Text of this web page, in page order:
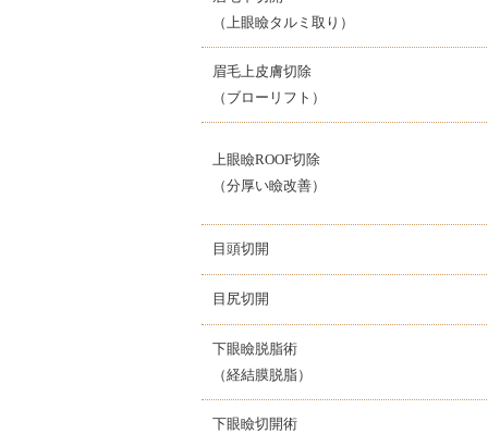
（上眼瞼タルミ取り）
眉毛上皮膚切除
（ブローリフト）
上眼瞼ROOF切除
（分厚い瞼改善）
目頭切開
目尻切開
下眼瞼脱脂術
（経結膜脱脂）
下眼瞼切開術